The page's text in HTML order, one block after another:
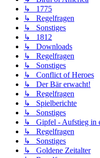
↳ 1775
↳ Regelfragen
↳ Sonstiges
↳ 1812
↳ Downloads
↳ Regelfragen
↳ Sonstiges
↳ Conflict of Heroes
↳ Der Bär erwacht!
↳ Regelfragen
↳ Spielberichte
↳ Sonstiges
↳ Gipfel - Aufstieg in
↳ Regelfragen
↳ Sonstiges
↳ Goldene Zeitalter